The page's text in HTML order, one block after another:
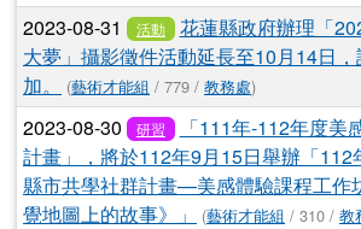
2023-08-31 活動
花蓮縣政府辦理「
大夢」攝影徵件活動延長至10月14日
加。
(藝術才能組 / 779 / 教務處)
2023-08-30 研習
「111年-112年度美
計畫」，將於112年9月15日舉辦「112
縣市共學社群計畫—美感體驗課程工作
覺地圖上的故事》」
(藝術才能組 / 310 / 教